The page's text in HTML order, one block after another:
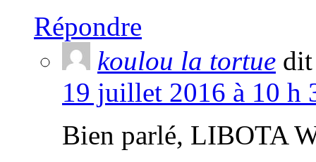
Répondre
koulou la tortue
19 juillet 2016 à 10 h
Bien parlé, LIBOTA